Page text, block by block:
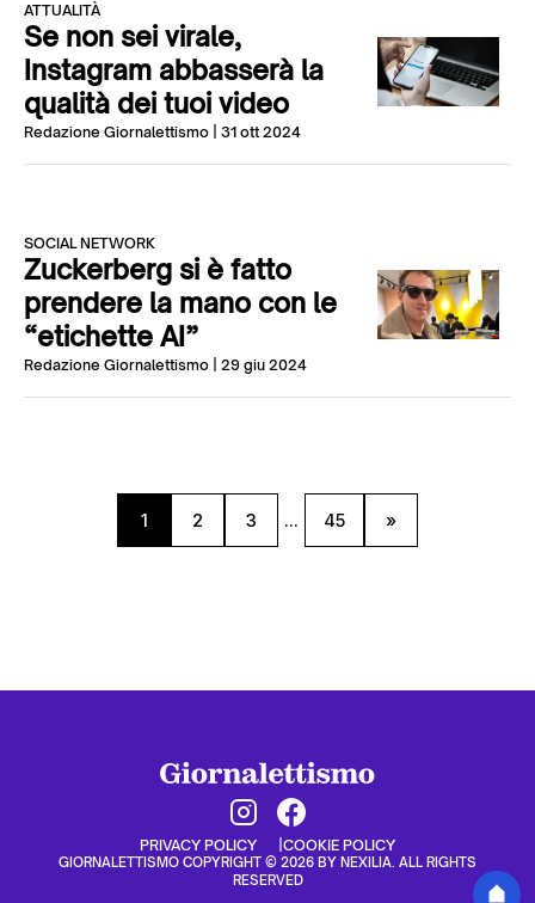
ATTUALITÀ
Se non sei virale,
Instagram abbasserà la
qualità dei tuoi video
Redazione Giornalettismo | 31 ott 2024
SOCIAL NETWORK
Zuckerberg si è fatto
prendere la mano con le
“etichette AI”
Redazione Giornalettismo | 29 giu 2024
1 2 3 ... 45 »
PRIVACY POLICY COOKIE POLICY
GIORNALETTISMO COPYRIGHT © 2026 BY NEXILIA. ALL RIGHTS
RESERVED